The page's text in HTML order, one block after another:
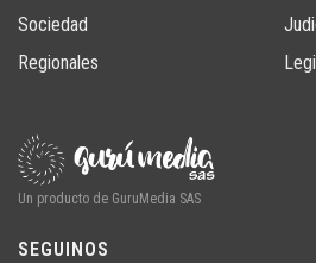
Sociedad
Regionales
Un producto de GuruMedia SAS
SEGUINOS